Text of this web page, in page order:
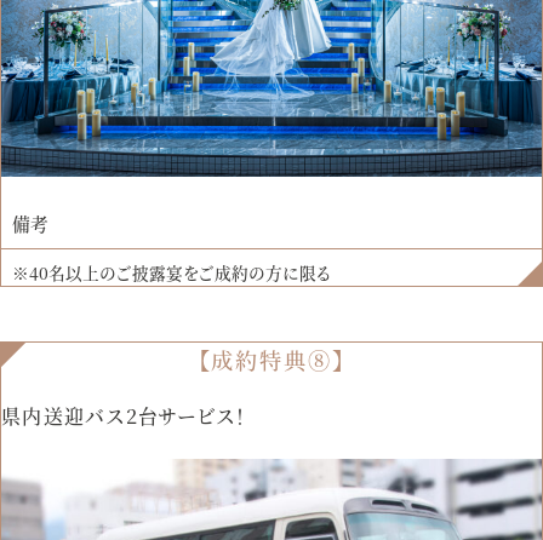
備考
※40名以上のご披露宴をご成約の方に限る
【成約特典⑧】
県内送迎バス2台サービス！